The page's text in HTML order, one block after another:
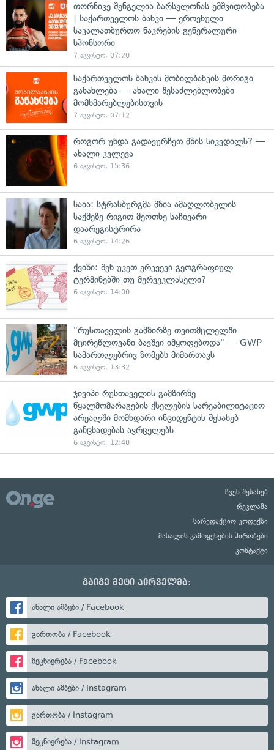
თორნიკე შენგელია ბარსელონას ემშვიდობება
| საქართველოს ბანკი — ეროვნული
საკალათბურთო ნაკრების გენერალური
სპონსორი
7 აგვისტო, 07:20
საქართველოს ბანკის მობილბანკის მორიგი
განახლება — ახალი შესაძლებლობები
მომხმარებლებისთვის
7 აგვისტო, 07:12
როგორ უნდა გადავურჩეთ მზის სიკვდილს? —
ახალი კვლევა
6 აგვისტო, 15:36
საია: სტრასბურგმა მზია ამაღლობელის
საქმეზე რიგით მეოთხე საჩივარი
დაარეგისტრირა
6 აგვისტო, 14:26
ქვიზი: შენ უკეთ ერკვევი გეოგრაფიულ
ტერმინებში თუ მერვეკლასელი?
6 აგვისტო, 14:00
"რუსთაველის გამზირზე თვითმცლელში
მცირეწლოვანი ბავშვი იმყოფებოდა" — GWP
სამართლებრივ ზომებს მიმართავს
6 აგვისტო, 13:32
ჯივიპი რუსთაველის გამზირზე
წყალმომარაგების ქსელების სარეაბილიტაციო
არეალში მომხდარი ინციდენტის შესახებ
განცხადებას ავრცელებს
6 აგვისტო, 12:40
ჩვენ შესახებ
რეკლამა
სარედაქციო კოდექსი
მასალის გამოყენების პირობები
კონტაქტი
გაიგე მეტი პირველმა:
ახალი ამბები / Facebook
გართობა / Facebook
მეცნიერება / Facebook
ახალი ამბები / Instagram
გართობა / Instagram
მეცნიერება / Instagram